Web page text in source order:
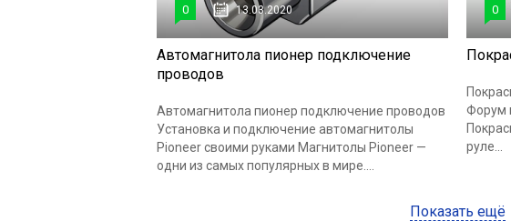
0 13.03.2020
Автомагнитола пионер подключение
проводов
Автомагнитола пионер подключение проводов
Установка и подключение автомагнитолы
Pioneer своими руками Магнитолы Pioneer —
одни из самых популярных в мире....
0
Форум
руле...
Показать ещё